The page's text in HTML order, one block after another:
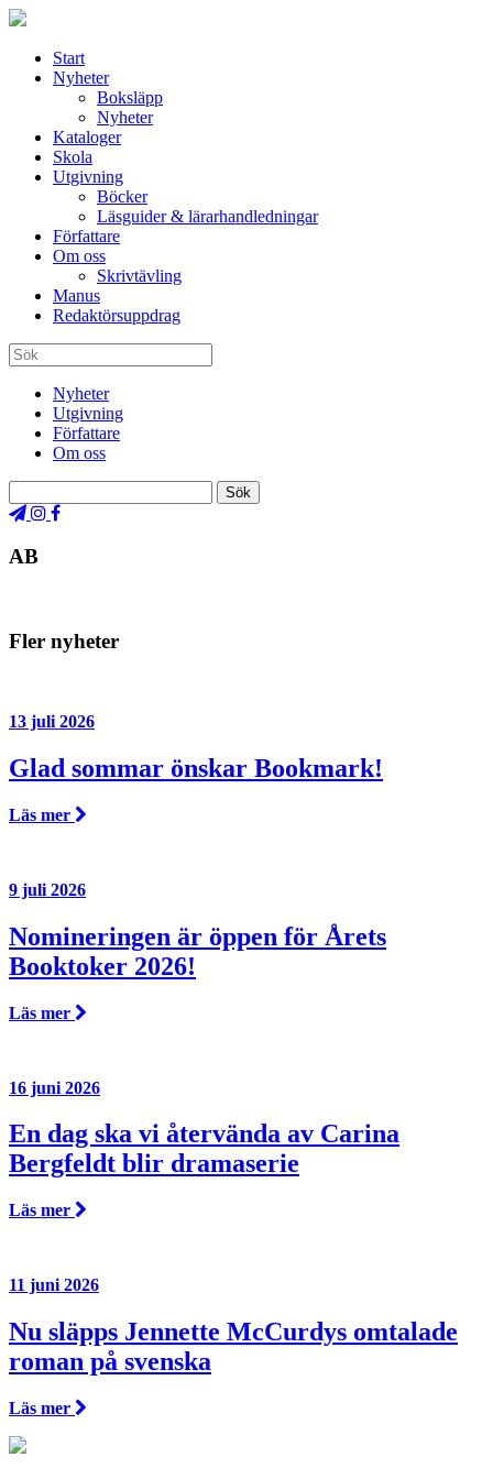
Start
Nyheter
Boksläpp
Nyheter
Kataloger
Skola
Utgivning
Böcker
Läsguider & lärarhandledningar
Författare
Om oss
Skrivtävling
Manus
Redaktörsuppdrag
Nyheter
Utgivning
Författare
Om oss
AB
Fler nyheter
13 juli 2026
Glad sommar önskar Bookmark!
Läs mer
9 juli 2026
Nomineringen är öppen för Årets
Booktoker 2026!
Läs mer
16 juni 2026
En dag ska vi återvända av Carina
Bergfeldt blir dramaserie
Läs mer
11 juni 2026
Nu släpps Jennette McCurdys omtalade
roman på svenska
Läs mer